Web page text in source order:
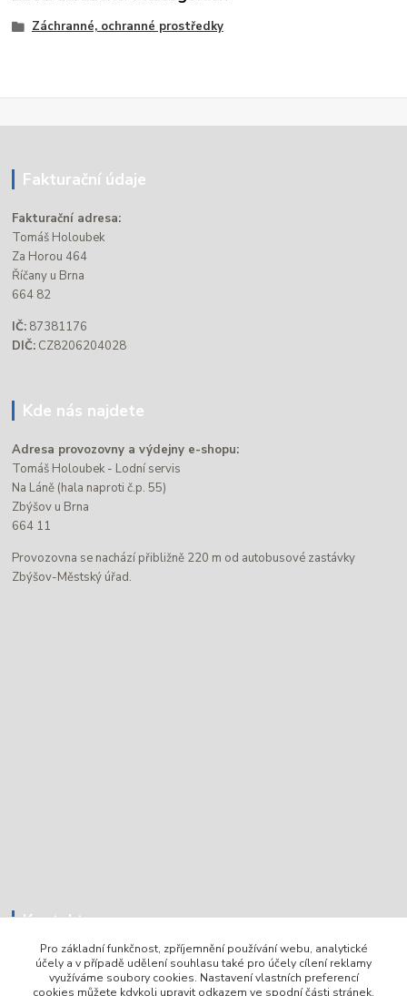
Záchranné, ochranné prostředky
Fakturační údaje
Fakturační adresa:
Tomáš Holoubek
Za Horou 464
Říčany u Brna
664 82
IČ: 87381176
DIČ: CZ8206204028
Kde nás najdete
Adresa provozovny a výdejny e-shopu:
Tomáš Holoubek - Lodní servis
Na Láně (hala naproti č.p. 55)
Zbýšov u Brna
664 11
Provozovna se nachází přibližně 220 m od autobusové zastávky
Zbýšov-Městský úřad.
Kontakt
Tomáš Holoubek
Pro základní funkčnost, zpříjemnění používání webu, analytické
účely a v případě udělení souhlasu také pro účely cílení reklamy
využíváme soubory cookies. Nastavení vlastních preferencí
cookies můžete kdykoli upravit odkazem ve spodní části stránek.